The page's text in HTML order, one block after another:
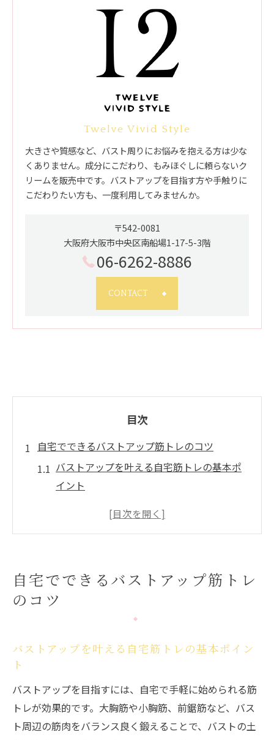
Twelve Vivid Style
大きさや質感など、バスト周りにお悩みを抱える方は少な
くありません。成分にこだわり、もみほぐしに頼らないク
リームを販売中です。バストアップを目指す方や手触りに
こだわりたい方も、一度利用してみませんか。
〒542-0081
大阪府大阪市中央区南船場1-17-5-3階
06-6262-8886
CONTACT
目次
自宅でできるバストアップ筋トレのコツ
バストアップを叶える自宅筋トレの基本ポ
イント
大胸筋を鍛えて理想のバストラインを目指
バストアップ筋トレは意味ない？正しい知
識と実践法
腕立て伏せでバストアップ効果を得る具体
的なポイント
プ筋トレの効果
大胸筋を鍛えて美しいバストラインを目指す方
法
自宅でできるバストアップ筋トレ
のコツ
バストアップを叶える自宅筋トレの基本ポイン
ト
バストアップを目指すには、自宅で手軽に始められる筋
トレが効果的です。大胸筋や小胸筋、前鋸筋など、バス
ト周辺の筋肉をバランス良く鍛えることで、バストの土